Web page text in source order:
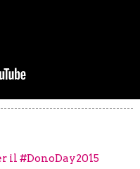
il #DonoDay2015